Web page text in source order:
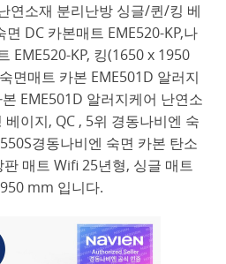
연소재 분리난방 싱글/퀸/킹 베
면 DC 카본매트 EME520-KP,나
EME520-KP, 킹(1650 x 1950
면매트 카본 EME501D 알러지
EME501D 알러지케어 난연소
이지, QC , 5위 경동나비엔 숙
경동나비엔 숙면 카본 탄소
판 매트 Wifi 25년형, 싱글 매트
mm 입니다.